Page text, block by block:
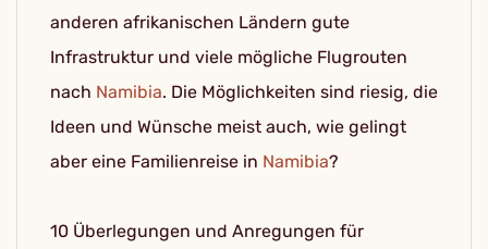
anderen afrikanischen Ländern gute
Infrastruktur und viele mögliche Flugrouten
nach Namibia. Die Möglichkeiten sind riesig, die
Ideen und Wünsche meist auch, wie gelingt
aber eine Familienreise in Namibia?
10 Überlegungen und Anregungen für